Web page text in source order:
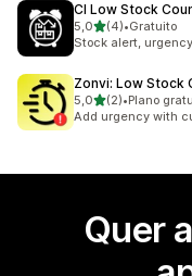
CI Low Stock
5,0de 5 estrelas
(4)
4 total de avaliações
•Gratuito
Stock alert,
Zonvi: Low Stock
5,0de 5 estrelas
(2)
2 total de avaliações
•Plano
Add urgency with
Quer